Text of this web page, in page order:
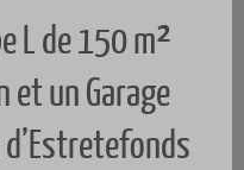
L de 150 m²
et un Garage